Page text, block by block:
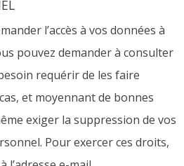
l’accès à vos données à
pouvez demander à consulter
requérir de les faire
et moyennant de bonnes
exiger la suppression de vos
Pour exercer ces droits,